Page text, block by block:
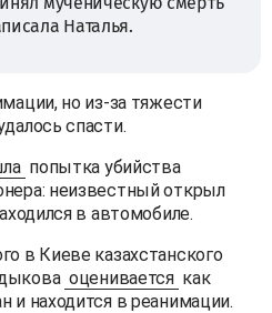
Наталья.
но из-за тяжести
спасти.
попытка убийства
неизвестный открыл
в автомобиле.
в Киеве казахстанского
оценивается как
и находится в реанимации.